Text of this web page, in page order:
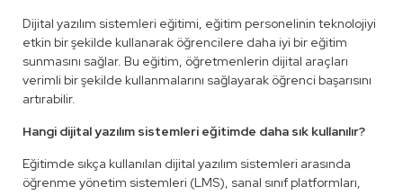
Dijital yazılım sistemleri eğitimi, eğitim personelinin teknolojiyi
etkin bir şekilde kullanarak öğrencilere daha iyi bir eğitim
sunmasını sağlar. Bu eğitim, öğretmenlerin dijital araçları
verimli bir şekilde kullanmalarını sağlayarak öğrenci başarısını
artırabilir.
Hangi dijital yazılım sistemleri eğitimde daha sık kullanılır?
Eğitimde sıkça kullanılan dijital yazılım sistemleri arasında
öğrenme yönetim sistemleri (LMS), sanal sınıf platformları,